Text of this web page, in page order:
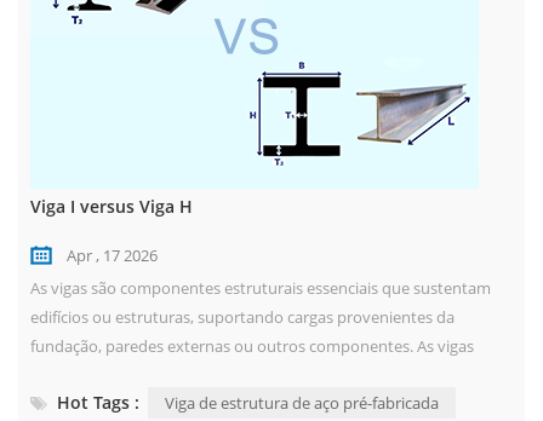
Viga I versus Viga H
Apr , 17 2026
As vigas são componentes estruturais essenciais que sustentam
edifícios ou estruturas, suportando cargas provenientes da
fundação, paredes externas ou outros componentes. As vigas
caixão, e também por material e método de conexão. Entre os
Hot Tags :
Viga de estrutura de aço pré-fabricada